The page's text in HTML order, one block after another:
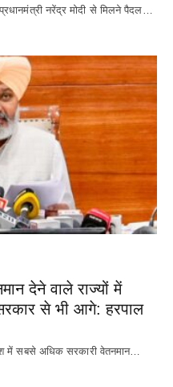
नरेंद्र मोदी से मिलने पैदल…
देने वाले राज्यों में
से भी आगे: हरपाल
में सबसे अधिक सरकारी वेतनमान…